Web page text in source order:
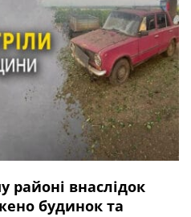
районі внаслідок
будинок та